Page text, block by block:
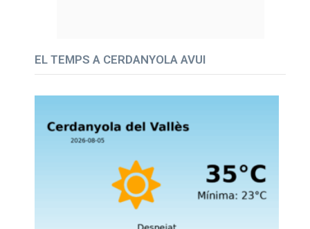
EL TEMPS A CERDANYOLA AVUI